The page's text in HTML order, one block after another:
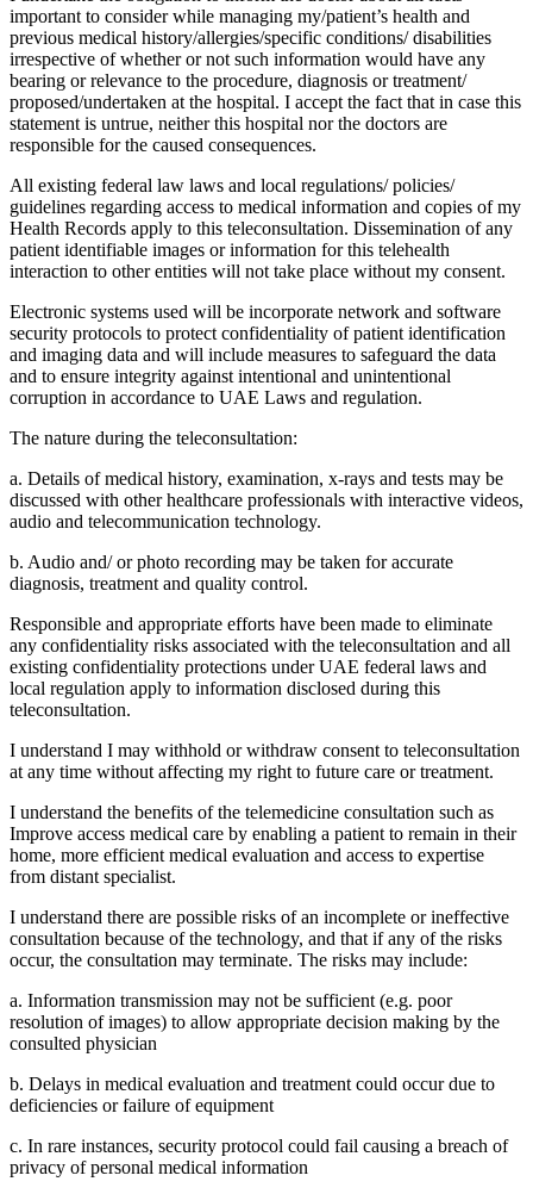
important to consider while managing my/patient’s health and
previous medical history/allergies/specific conditions/ disabilities
irrespective of whether or not such information would have any
bearing or relevance to the procedure, diagnosis or treatment/
proposed/undertaken at the hospital. I accept the fact that in case this
statement is untrue, neither this hospital nor the doctors are
responsible for the caused consequences.
All existing federal law laws and local regulations/ policies/
guidelines regarding access to medical information and copies of my
Health Records apply to this teleconsultation. Dissemination of any
patient identifiable images or information for this telehealth
interaction to other entities will not take place without my consent.
Electronic systems used will be incorporate network and software
security protocols to protect confidentiality of patient identification
and imaging data and will include measures to safeguard the data
and to ensure integrity against intentional and unintentional
corruption in accordance to UAE Laws and regulation.
The nature during the teleconsultation:
a. Details of medical history, examination, x-rays and tests may be
discussed with other healthcare professionals with interactive videos,
audio and telecommunication technology.
b. Audio and/ or photo recording may be taken for accurate
diagnosis, treatment and quality control.
Responsible and appropriate efforts have been made to eliminate
any confidentiality risks associated with the teleconsultation and all
existing confidentiality protections under UAE federal laws and
local regulation apply to information disclosed during this
teleconsultation.
I understand I may withhold or withdraw consent to teleconsultation
at any time without affecting my right to future care or treatment.
I understand the benefits of the telemedicine consultation such as
Improve access medical care by enabling a patient to remain in their
home, more efficient medical evaluation and access to expertise
from distant specialist.
I understand there are possible risks of an incomplete or ineffective
consultation because of the technology, and that if any of the risks
occur, the consultation may terminate. The risks may include:
a. Information transmission may not be sufficient (e.g. poor
resolution of images) to allow appropriate decision making by the
consulted physician
b. Delays in medical evaluation and treatment could occur due to
deficiencies or failure of equipment
c. In rare instances, security protocol could fail causing a breach of
privacy of personal medical information